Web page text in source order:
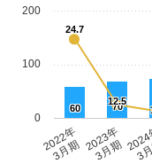
2022年
3月期 2023年
3月期 3
0
100
200
60 70
24.7
12.5